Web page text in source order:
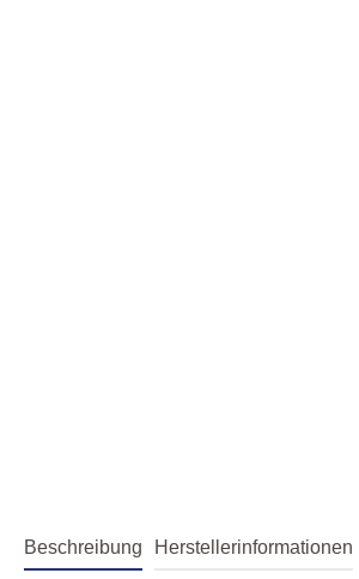
Beschreibung Herstellerinformationen